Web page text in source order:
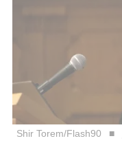
Shir Torem/Flash90